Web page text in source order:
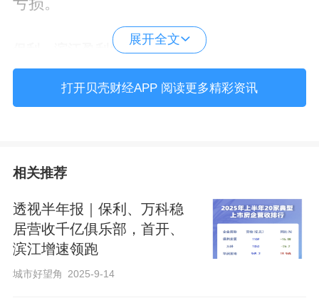
亏损。
保利、滨江盈利领跑
作为行业“领头羊”，保利发展也是首个披露
7月14日，保利发展发布半年度业绩预告，
16.12%；利润总额99.3亿元，同比减少
29.56%。而归属于母公司所有者的净利润
为27.35亿元，同比减少63.15%；扣除非
展开全文
打开贝壳财经APP 阅读更多精彩资讯
相关推荐
透视半年报｜保利、万科稳
居营收千亿俱乐部，首开、
滨江增速领跑
城市好望角 2025-9-14